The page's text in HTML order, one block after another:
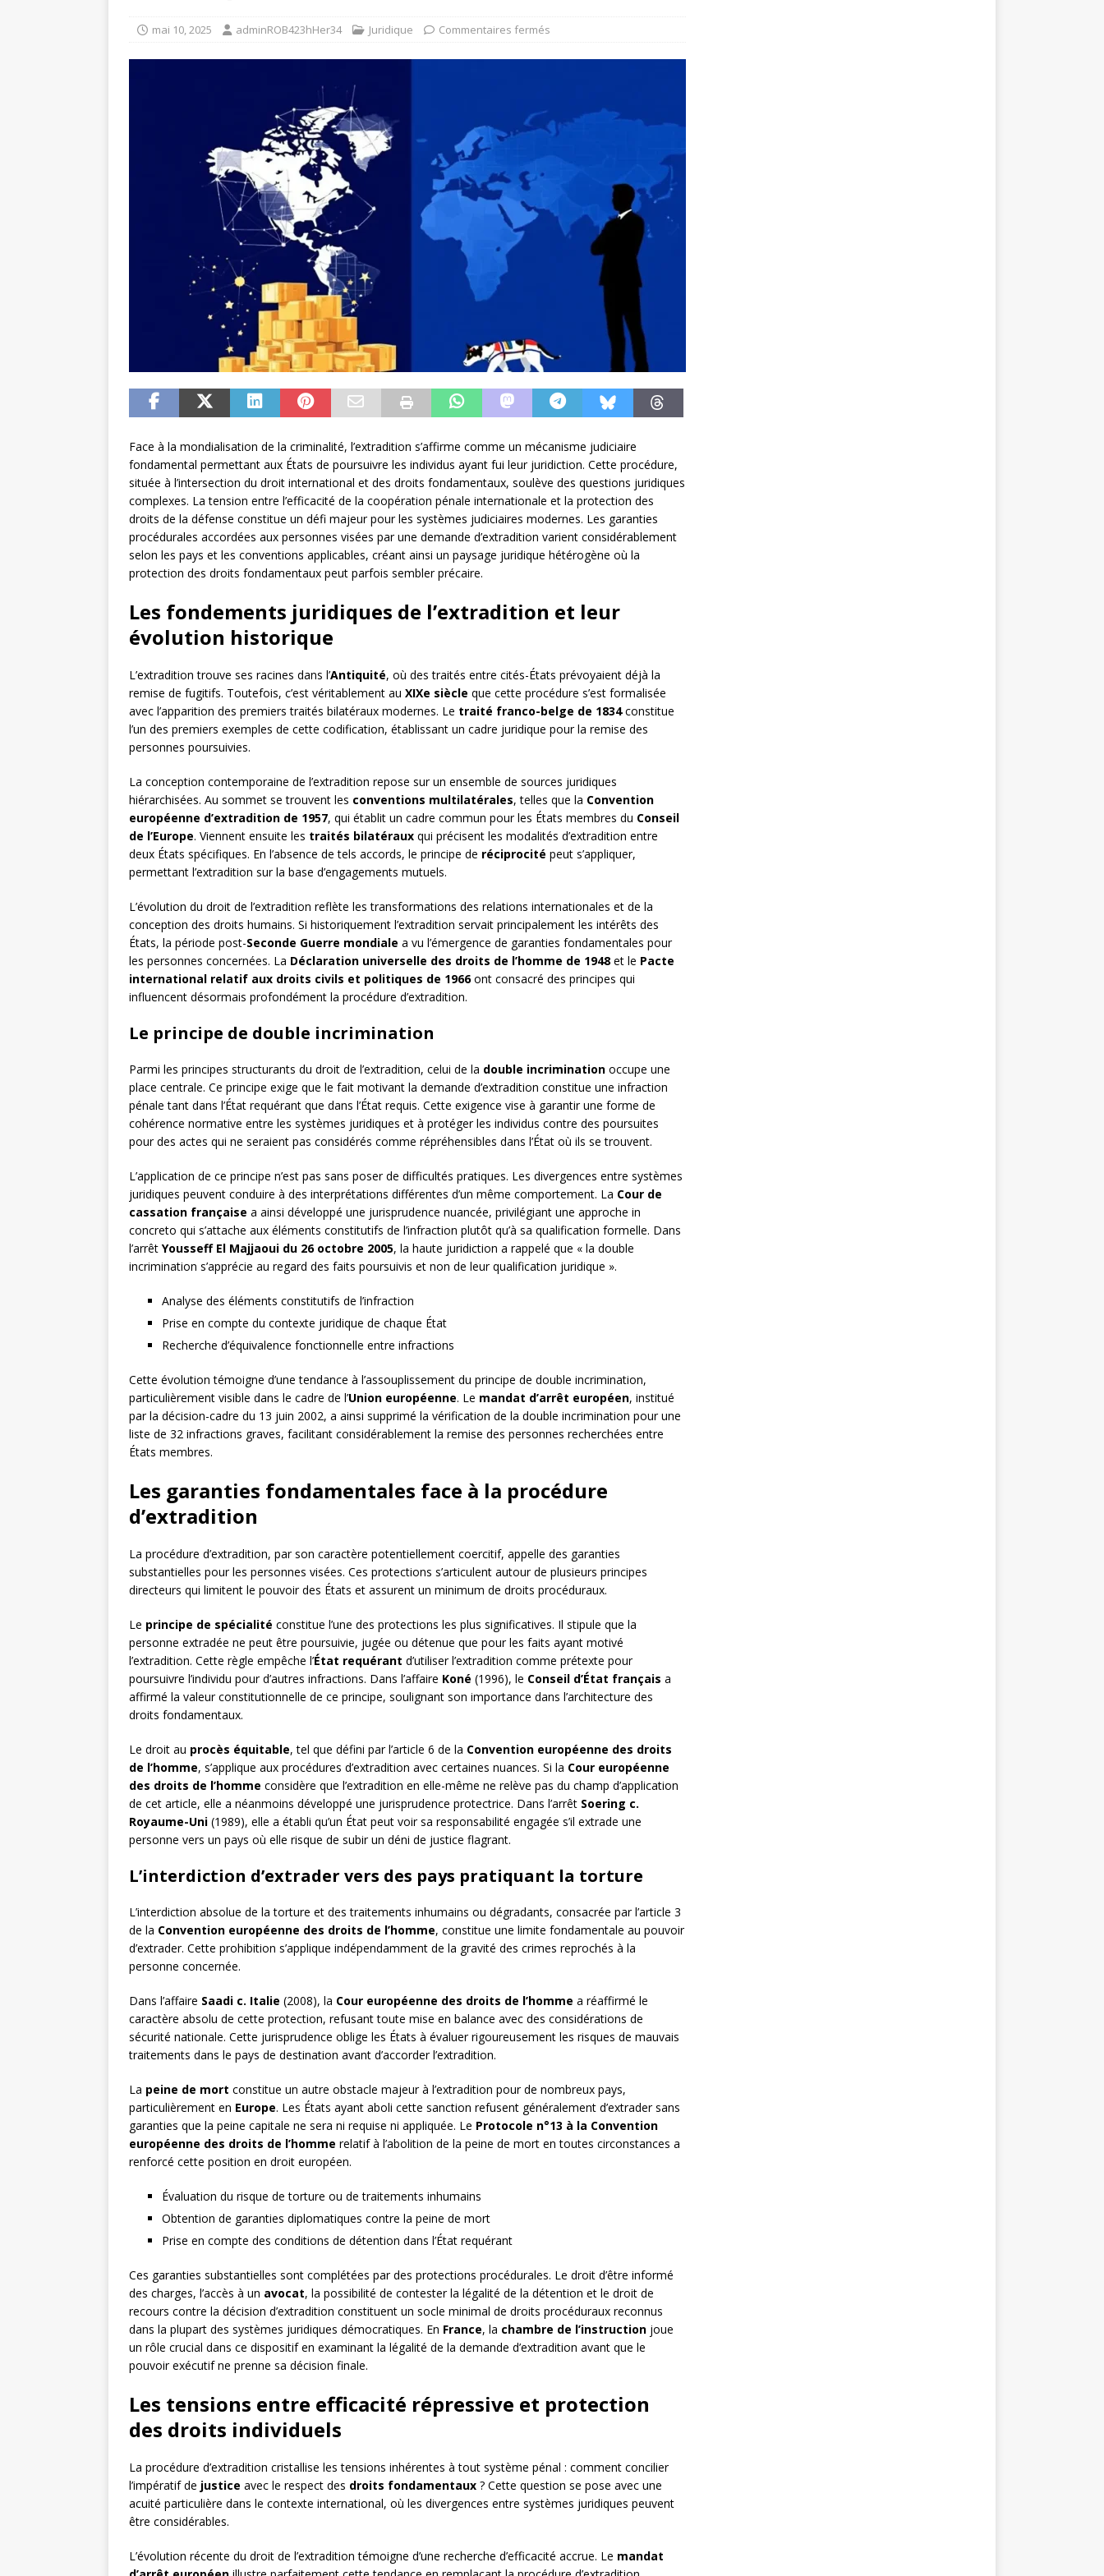
mai 10, 2025 adminROB423hHer34 Juridique Commentaires fermés
Face à la mondialisation de la criminalité, l’extradition s’affirme comme un mécanisme judiciaire
fondamental permettant aux États de poursuivre les individus ayant fui leur juridiction. Cette procédure,
située à l’intersection du droit international et des droits fondamentaux, soulève des questions juridiques
complexes. La tension entre l’efficacité de la coopération pénale internationale et la protection des
droits de la défense constitue un défi majeur pour les systèmes judiciaires modernes. Les garanties
procédurales accordées aux personnes visées par une demande d’extradition varient considérablement
selon les pays et les conventions applicables, créant ainsi un paysage juridique hétérogène où la
protection des droits fondamentaux peut parfois sembler précaire.
Les fondements juridiques de l’extradition et leur
évolution historique
L’extradition trouve ses racines dans l’Antiquité, où des traités entre cités-États prévoyaient déjà la
remise de fugitifs. Toutefois, c’est véritablement au XIXe siècle que cette procédure s’est formalisée
avec l’apparition des premiers traités bilatéraux modernes. Le traité franco-belge de 1834constitue
l’un des premiers exemples de cette codification, établissant un cadre juridique pour la remise des
personnes poursuivies.
La conception contemporaine de l’extradition repose sur un ensemble de sources juridiques
hiérarchisées. Au sommet se trouvent les conventions multilatérales, telles que la Convention
européenne d’extradition de 1957, qui établit un cadre commun pour les États membres du Conseil
de l’Europe. Viennent ensuite les traités bilatéraux qui précisent les modalités d’extradition entre
deux États spécifiques. En l’absence de tels accords, le principe de réciprocité peut s’appliquer,
permettant l’extradition sur la base d’engagements mutuels.
L’évolution du droit de l’extradition reflète les transformations des relations internationales et de la
conception des droits humains. Si historiquement l’extradition servait principalement les intérêts des
États, la période post-Seconde Guerre mondiale a vu l’émergence de garanties fondamentales pour
les personnes concernées. La Déclaration universelle des droits de l’homme de 1948 et le Pacte
international relatif aux droits civils et politiques de 1966ont consacré des principes qui
influencent désormais profondément la procédure d’extradition.
Le principe de double incrimination
Parmi les principes structurants du droit de l’extradition, celui de la double incrimination occupe une
place centrale. Ce principe exige que le fait motivant la demande d’extradition constitue une infraction
pénale tant dans l’État requérant que dans l’État requis. Cette exigence vise à garantir une forme de
cohérence normative entre les systèmes juridiques et à protéger les individus contre des poursuites
pour des actes qui ne seraient pas considérés comme répréhensibles dans l’État où ils se trouvent.
L’application de ce principe n’est pas sans poser de difficultés pratiques. Les divergences entre systèmes
juridiques peuvent conduire à des interprétations différentes d’un même comportement. La Cour de
cassation française a ainsi développé une jurisprudence nuancée, privilégiant une approche in
concreto qui s’attache aux éléments constitutifs de l’infraction plutôt qu’à sa qualification formelle. Dans
l’arrêt Yousseff El Majjaoui du 26 octobre 2005, la haute juridiction a rappelé que « la double
incrimination s’apprécie au regard des faits poursuivis et non de leur qualification juridique ».
Analyse des éléments constitutifs de l’infraction
Prise en compte du contexte juridique de chaque État
Recherche d’équivalence fonctionnelle entre infractions
Cette évolution témoigne d’une tendance à l’assouplissement du principe de double incrimination,
particulièrement visible dans le cadre de l’Union européenne. Le mandat d’arrêt européen, institué
par la décision-cadre du 13 juin 2002, a ainsi supprimé la vérification de la double incrimination pour une
liste de 32 infractions graves, facilitant considérablement la remise des personnes recherchées entre
États membres.
Les garanties fondamentales face à la procédure
d’extradition
La procédure d’extradition, par son caractère potentiellement coercitif, appelle des garanties
substantielles pour les personnes visées. Ces protections s’articulent autour de plusieurs principes
directeurs qui limitent le pouvoir des États et assurent un minimum de droits procéduraux.
Le principe de spécialité constitue l’une des protections les plus significatives. Il stipule que la
personne extradée ne peut être poursuivie, jugée ou détenue que pour les faits ayant motivé
l’extradition. Cette règle empêche l’État requérant d’utiliser l’extradition comme prétexte pour
poursuivre l’individu pour d’autres infractions. Dans l’affaire Koné (1996), le Conseil d’État français a
affirmé la valeur constitutionnelle de ce principe, soulignant son importance dans l’architecture des
droits fondamentaux.
Le droit au procès équitable, tel que défini par l’article 6 de la Convention européenne des droits
de l’homme, s’applique aux procédures d’extradition avec certaines nuances. Si la Cour européenne
des droits de l’homme considère que l’extradition en elle-même ne relève pas du champ d’application
de cet article, elle a néanmoins développé une jurisprudence protectrice. Dans l’arrêt Soering c.
Royaume-Uni (1989), elle a établi qu’un État peut voir sa responsabilité engagée s’il extrade une
personne vers un pays où elle risque de subir un déni de justice flagrant.
L’interdiction d’extrader vers des pays pratiquant la torture
L’interdiction absolue de la torture et des traitements inhumains ou dégradants, consacrée par l’article 3
de la Convention européenne des droits de l’homme, constitue une limite fondamentale au pouvoir
d’extrader. Cette prohibition s’applique indépendamment de la gravité des crimes reprochés à la
personne concernée.
Dans l’affaire Saadi c. Italie (2008), la Cour européenne des droits de l’homme a réaffirmé le
caractère absolu de cette protection, refusant toute mise en balance avec des considérations de
sécurité nationale. Cette jurisprudence oblige les États à évaluer rigoureusement les risques de mauvais
traitements dans le pays de destination avant d’accorder l’extradition.
La peine de mort constitue un autre obstacle majeur à l’extradition pour de nombreux pays,
particulièrement en Europe. Les États ayant aboli cette sanction refusent généralement d’extrader sans
garanties que la peine capitale ne sera ni requise ni appliquée. Le Protocole n°13 à la Convention
européenne des droits de l’homme relatif à l’abolition de la peine de mort en toutes circonstances a
renforcé cette position en droit européen.
Évaluation du risque de torture ou de traitements inhumains
Obtention de garanties diplomatiques contre la peine de mort
Prise en compte des conditions de détention dans l’État requérant
Ces garanties substantielles sont complétées par des protections procédurales. Le droit d’être informé
des charges, l’accès à un avocat, la possibilité de contester la légalité de la détention et le droit de
recours contre la décision d’extradition constituent un socle minimal de droits procéduraux reconnus
dans la plupart des systèmes juridiques démocratiques. En France, la chambre de l’instruction joue
un rôle crucial dans ce dispositif en examinant la légalité de la demande d’extradition avant que le
pouvoir exécutif ne prenne sa décision finale.
Les tensions entre efficacité répressive et protection
des droits individuels
La procédure d’extradition cristallise les tensions inhérentes à tout système pénal : comment concilier
l’impératif de justice avec le respect des droits fondamentaux ? Cette question se pose avec une
acuité particulière dans le contexte international, où les divergences entre systèmes juridiques peuvent
être considérables.
L’évolution récente du droit de l’extradition témoigne d’une recherche d’efficacité accrue. Le mandat